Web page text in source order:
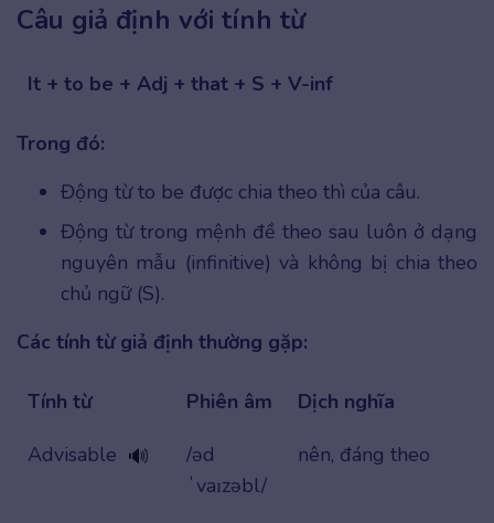
Câu giả định với tính từ
It + to be + Adj + that + S + V-inf
Trong đó:
Động từ to be được chia theo thì của câu.
Động từ trong mệnh đề theo sau luôn ở dạng
nguyên mẫu (infinitive) và không bị chia theo
chủ ngữ (S).
Các tính từ giả định thường gặp:
Tính từ Phiên âm
Dịch nghĩa
Advisable 🔊
/əd
ˈvaɪzəbl/
nên, đáng theo